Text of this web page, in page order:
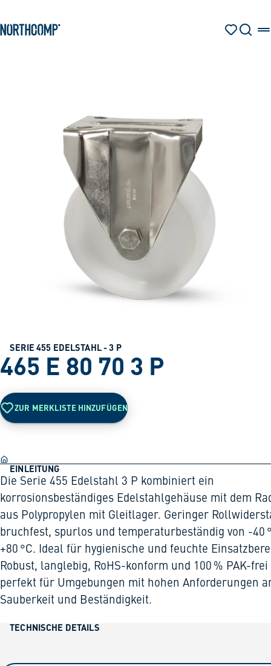
Zur Navigation springen
SUCHE
DE
SERIE 455 EDELSTAHL - 3 P
465 E 80 70 3 P
ZUR MERKLISTE HINZUFÜGEN
EINLEITUNG
Die Serie 455 Edelstahl 3 P kombiniert ein
korrosionsbeständiges Edelstahlgehäuse mit dem
aus Polypropylen mit Gleitlager. Geringer
bruchfest, spurlos und temperaturbeständig von -40
+80 °C. Ideal für hygienische und feuchte
Robust, langlebig, RoHS-konform und 100 % PAK-frei
perfekt für Umgebungen mit hohen Anforderungen
Sauberkeit und Beständigkeit.
TECHNISCHE DETAILS